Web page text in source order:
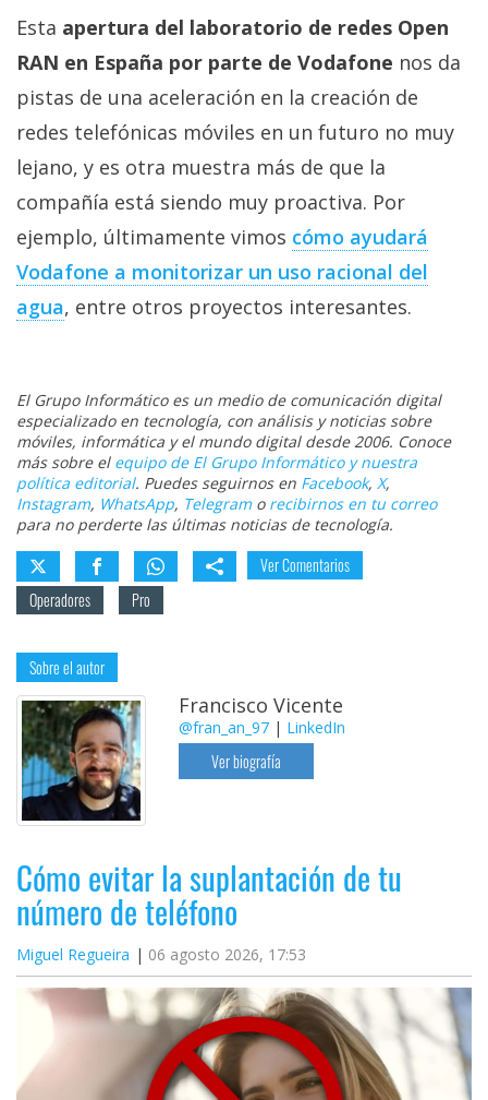
Esta apertura del laboratorio de redes Open
RAN en España por parte de Vodafone nos da
pistas de una aceleración en la creación de
redes telefónicas móviles en un futuro no muy
lejano, y es otra muestra más de que la
compañía está siendo muy proactiva. Por
ejemplo, últimamente vimos cómo ayudará
Vodafone a monitorizar un uso racional del
agua, entre otros proyectos interesantes.
El Grupo Informático es un medio de comunicación digital
especializado en tecnología, con análisis y noticias sobre
móviles, informática y el mundo digital desde 2006. Conoce
más sobre el equipo de El Grupo Informático y nuestra
política editorial. Puedes seguirnos en Facebook, X,
Instagram, WhatsApp, Telegramo recibirnos en tu correo
para no perderte las últimas noticias de tecnología.
Ver Comentarios
Operadores
Pro
Sobre el autor
Francisco Vicente
@fran_an_97 | LinkedIn
Ver biografía
Cómo evitar la suplantación de tu
número de teléfono
Miguel Regueira 06 agosto 2026, 17:53